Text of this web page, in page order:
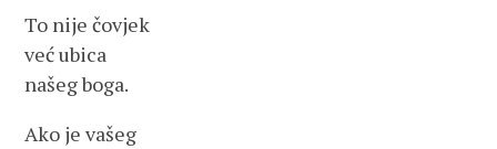
To nije čovjek
već ubica
našeg boga.
Ako je vašeg